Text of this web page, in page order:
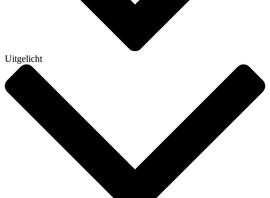
Uitgelicht